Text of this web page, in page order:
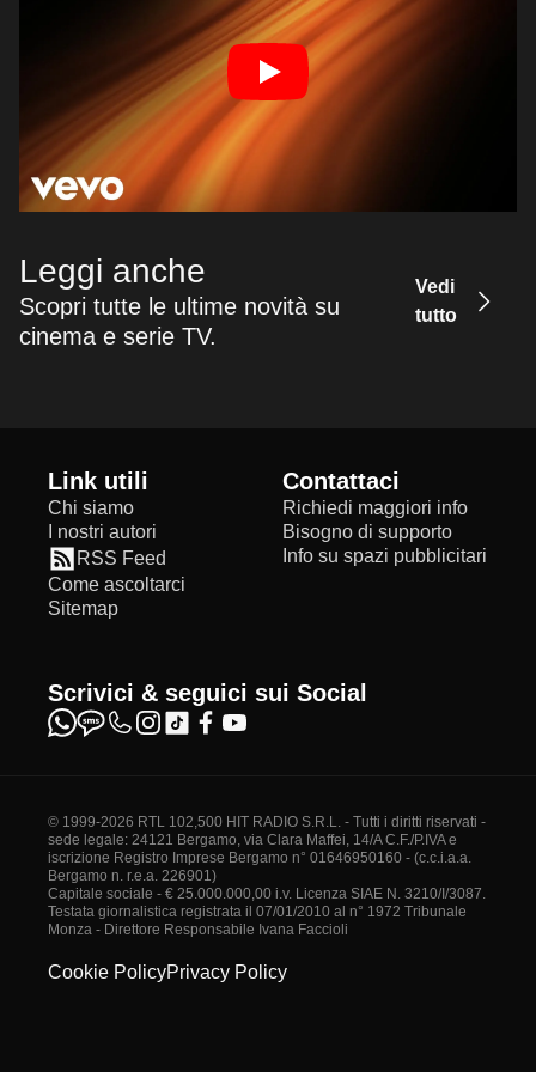
Leggi anche
Scopri tutte le ultime novità su
cinema e serie TV.
Vedi
tutto
Link utili
Chi siamo
I nostri autori
RSS Feed
Come ascoltarci
Sitemap
Contattaci
Richiedi maggiori info
Bisogno di supporto
Info su spazi pubblicitari
Scrivici & seguici sui Social
© 1999-2026 RTL 102,500 HIT RADIO S.R.L. - Tutti i diritti riservati -
sede legale: 24121 Bergamo, via Clara Maffei, 14/A C.F./P.IVA e
iscrizione Registro Imprese Bergamo n° 01646950160 - (c.c.i.a.a.
Bergamo n. r.e.a. 226901)
Capitale sociale - € 25.000.000,00 i.v. Licenza SIAE N. 3210/I/3087.
Testata giornalistica registrata il 07/01/2010 al n° 1972 Tribunale
Monza - Direttore Responsabile Ivana Faccioli
Cookie PolicyPrivacy Policy